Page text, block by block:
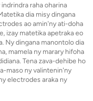
raha oharina
dia misy dingana
ao amin'ny ati-doha
izay matetika apetraka eo
Ny dingana manontolo dia
mamela ny marary hifoha
Tena zava-dehibe ho
maso ny valintenin'ny
electrodes araka ny